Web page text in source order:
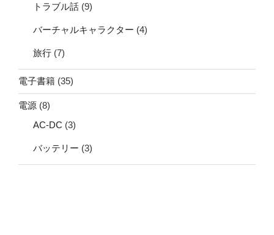
トラブル話 (9)
バーチャルキャラクター (4)
旅行 (7)
電子書籍 (35)
電源 (8)
AC-DC (3)
バッテリー (3)